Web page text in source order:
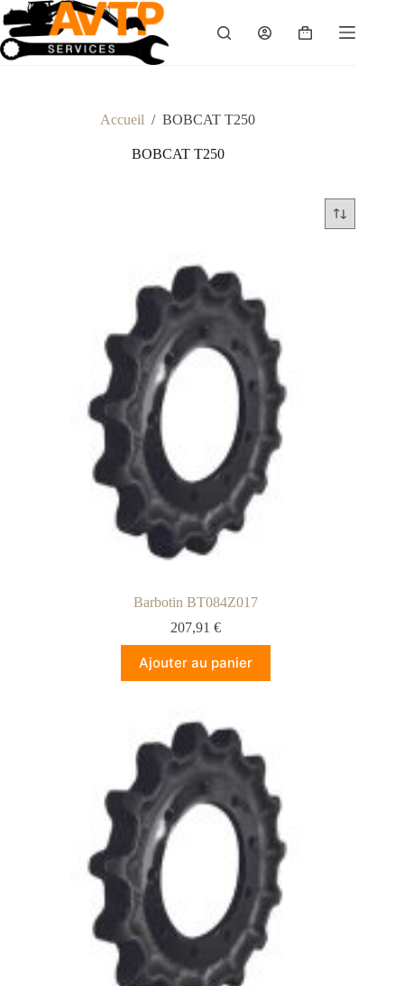
Passer
au
contenu
Panier
Accueil / BOBCAT T250
BOBCAT T250
Barbotin BT084Z017
207,91€
Ajouter au panier